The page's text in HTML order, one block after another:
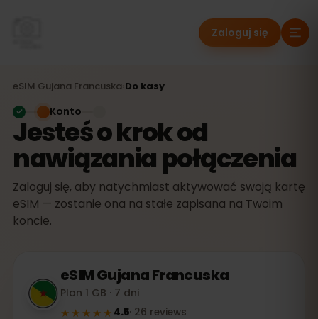
Zaloguj się
eSIM Gujana Francuska Do kasy
Jesteś o krok od
nawiązania połączenia
Zaloguj się, aby natychmiast aktywować swoją kartę
eSIM — zostanie ona na stałe zapisana na Twoim
koncie.
Konto
eSIMGujana Francuska
Plan 1 GB · 7 dni
★★★★★ 4.5· 26 reviews